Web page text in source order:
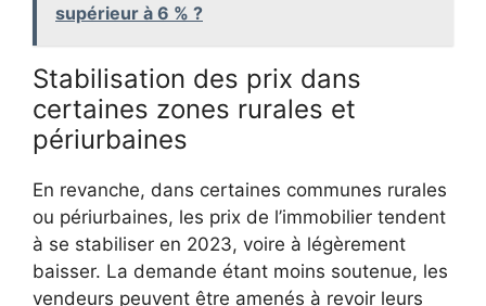
supérieur à 6 % ?
Stabilisation des prix dans
certaines zones rurales et
périurbaines
En revanche, dans certaines communes rurales
ou périurbaines, les prix de l’immobilier tendent
à se stabiliser en 2023, voire à légèrement
baisser. La demande étant moins soutenue, les
vendeurs peuvent être amenés à revoir leurs